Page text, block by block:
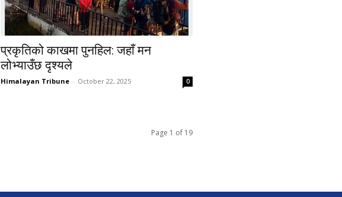
प्रकृतिको काखमा पुनहिल: जहाँ मन
लोभ्याउँछ दृश्यले
Himalayan Tribune - October 22, 2025 0
Page 1 of 19